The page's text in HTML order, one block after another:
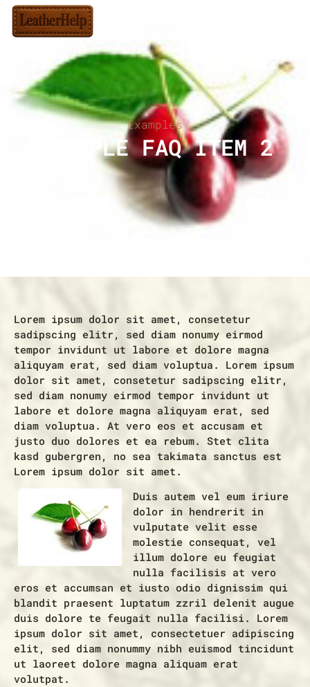
Examples
EXAMPLE FAQ ITEM 2
Lorem ipsum dolor sit amet, consetetur
sadipscing elitr, sed diam nonumy eirmod
tempor invidunt ut labore et dolore magna
aliquyam erat, sed diam voluptua. Lorem ipsum
dolor sit amet, consetetur sadipscing elitr,
sed diam nonumy eirmod tempor invidunt ut
labore et dolore magna aliquyam erat, sed
diam voluptua. At vero eos et accusam et
justo duo dolores et ea rebum. Stet clita
kasd gubergren, no sea takimata sanctus est
Lorem ipsum dolor sit amet.
Duis autem vel eum iriure
dolor in hendrerit in
vulputate velit esse
molestie consequat, vel
illum dolore eu feugiat
nulla facilisis at vero
eros et accumsan et iusto odio dignissim qui
blandit praesent luptatum zzril delenit augue
duis dolore te feugait nulla facilisi. Lorem
ipsum dolor sit amet, consectetuer adipiscing
elit, sed diam nonummy nibh euismod tincidunt
ut laoreet dolore magna aliquam erat
volutpat.